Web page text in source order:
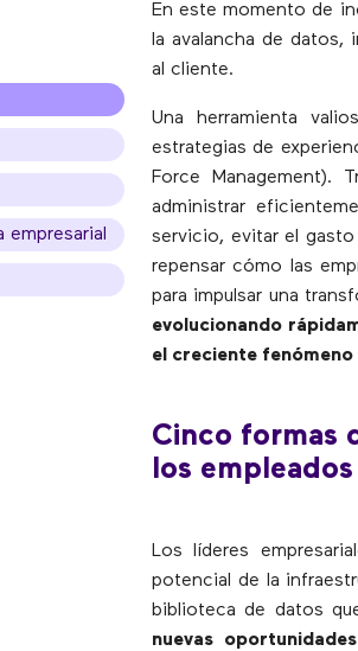
En este momento de
la avalancha de datos,
al cliente.
Una herramienta
estrategias de
Force Management).
administrar
servicio, evitar el
repensar cómo las
para impulsar una
evolucionando
el creciente
Cinco formas
los empleados
Los líderes
potencial de la
biblioteca de datos
nuevas
empresarial